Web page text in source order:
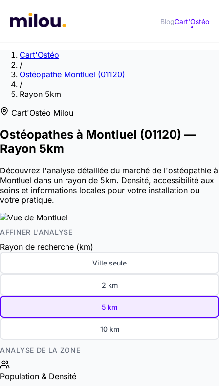
BlogCart'Ostéo
Cart'Ostéo
/
Ostéopathe Montluel (01120)
/
Rayon 5km
Cart'Ostéo Milou
Ostéopathes à Montluel (01120) —
Rayon 5km
Découvrez l'analyse détaillée du marché de l'ostéopathie à
Montluel dans un rayon de 5km. Densité, accessibilité aux
soins et informations locales pour votre installation ou
votre pratique.
AFFINER L'ANALYSE
Rayon de recherche (km)
Ville seule
2 km
5 km
10 km
ANALYSE DE LA ZONE
Population & Densité